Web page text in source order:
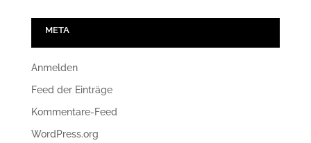
META
Anmelden
Feed der Einträge
Kommentare-Feed
WordPress.org